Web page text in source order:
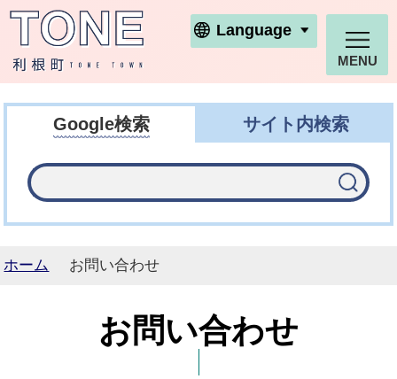
利根町ホームページ
Language
MENU
Google検索 サイト内検索
ホーム お問い合わせ
お問い合わせ